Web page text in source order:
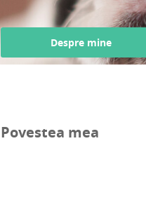
Despre mine
Povestea mea